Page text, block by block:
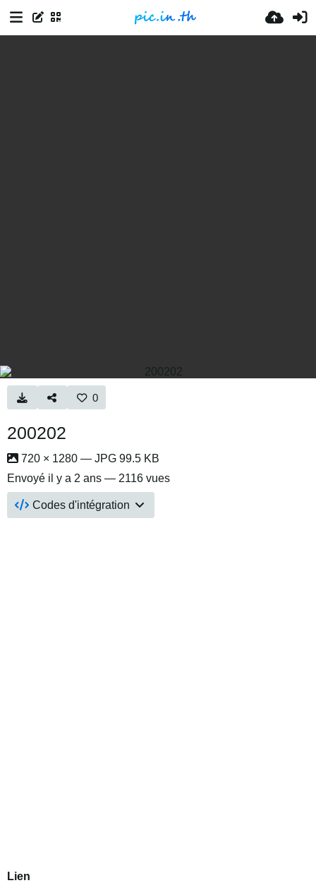
0
200202
720 × 1280 — JPG 99.5 KB
Envoyé il y a 2 ans — 2116 vues
Codes d'intégration
Lien